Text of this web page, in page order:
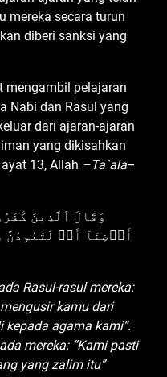
mereka secara turun
diberi sanksi yang
pelajaran
Nabi dan Rasul yang
dari ajaran-ajaran
yang dikisahkan
13, Allah –Ta`ala–
وَقَالَ ٱلَّذِينَ
أَرۡضِنَآ أَوۡ
Rasul-rasul mereka:
kamu dari
agama kami”.
mereka: “Kami pasti
yang zalim itu”